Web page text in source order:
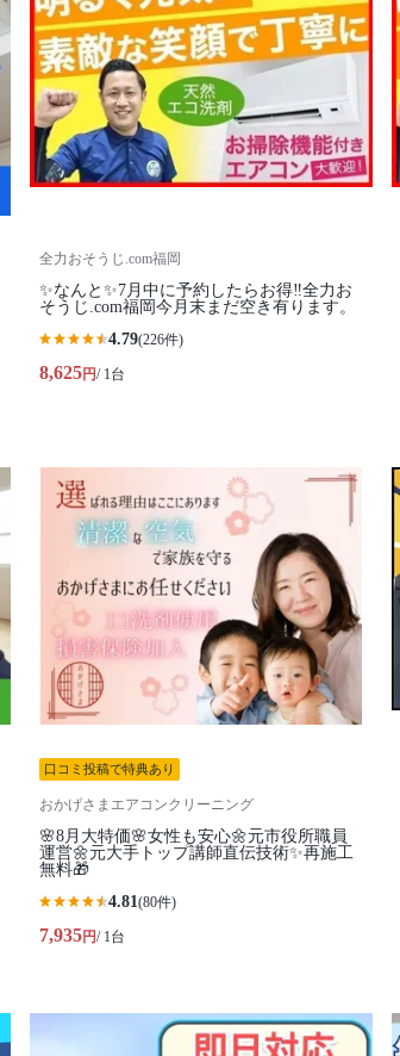
全力おそうじ.com福岡
✨なんと✨7月中に予約したらお得‼️全力お
そうじ.com福岡今月末まだ空き有ります。
4.79(226件)
8,625円/ 1台
口コミ投稿で特典あり
おかげさまエアコンクリーニング
🌸8月大特価🌸女性も安心🌼元市役所職員
運営🌼元大手トップ講師直伝技術✨再施工
無料🎁
4.81(80件)
7,935円/ 1台